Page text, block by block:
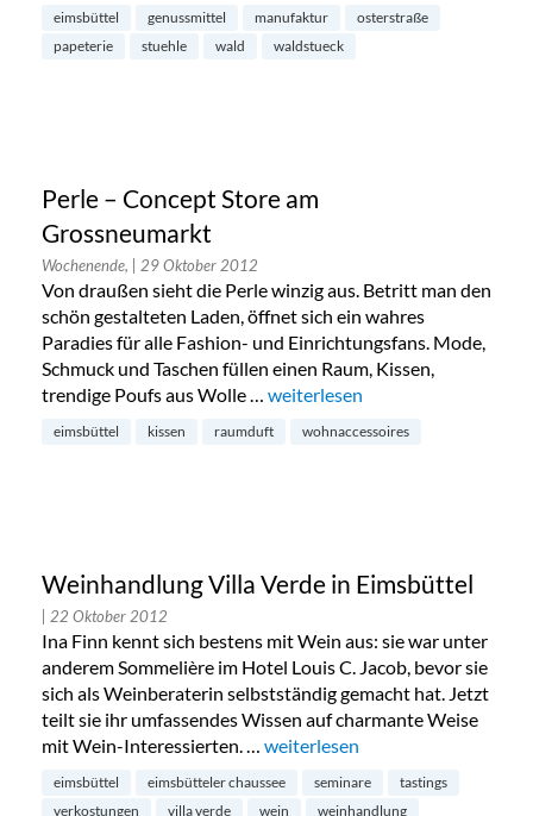
eimsbüttel genussmittel manufaktur
osterstraße
papeterie
stuehle wald waldstueck
Perle – Concept Store am
Grossneumarkt
Wochenende, | 29 Oktober 2012
Von draußen sieht die Perle winzig aus. Betritt man den
schön gestalteten Laden, öffnet sich ein wahres
Paradies für alle Fashion- und Einrichtungsfans. Mode,
Schmuck und Taschen füllen einen Raum, Kissen,
trendige Poufs aus Wolle … „Perle – Concept Store am
weiterlesen
eimsbüttel kissen raumduft wohnaccessoires
Weinhandlung Villa Verde in Eimsbüttel
| 22 Oktober 2012
Ina Finn kennt sich bestens mit Wein aus: sie war unter
anderem Sommelière im Hotel Louis C. Jacob, bevor sie
sich als Weinberaterin selbstständig gemacht hat. Jetzt
teilt sie ihr umfassendes Wissen auf charmante Weise
mit Wein-Interessierten. … „Weinhandlung Villa Verde in
weiterlesen
eimsbüttel eimsbütteler chaussee seminare
tastings
verkostungen
villa verde wein
weinhandlung